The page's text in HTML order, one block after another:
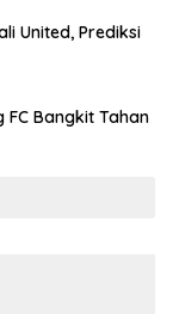
United, Prediksi
FC Bangkit Tahan